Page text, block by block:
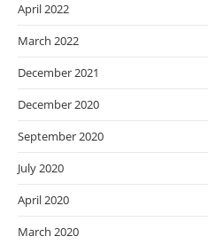
April 2022
March 2022
December 2021
December 2020
September 2020
July 2020
April 2020
March 2020